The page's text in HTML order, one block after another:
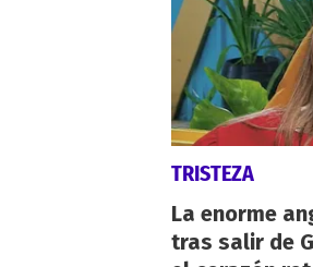
TRISTEZA
La enorme
tras salir de